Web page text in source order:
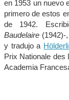
en 1953 un nuevo
primero de estos
de 1942.
Baudelaire
y tradujo a
Prix Nationale des
Academia